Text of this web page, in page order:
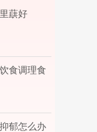
蕻好
食调理食
郁怎么办